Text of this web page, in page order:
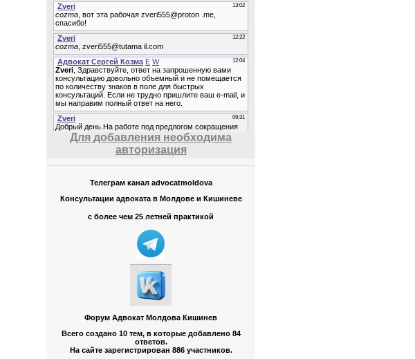
Для добавления необходима
авторизация
Телеграм канал advocatmoldova
Консультации адвоката в Молдове и Кишиневе
с более чем 25 летней практикой
Форум Адвокат Молдова Кишинев
Всего создано 10 тем, в которые добавлено 84
ответов.
На сайте зарегистрирован 886 участников.